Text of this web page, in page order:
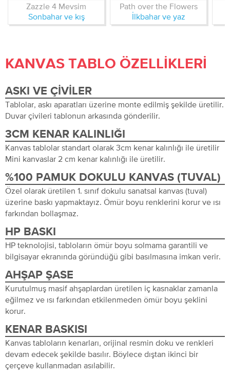
Zazzle 4 Mevsim
Sonbahar ve kış
Path over the Flowers
İlkbahar ve yaz
KANVAS TABLO ÖZELLIKLERI
ASKI VE ÇIVILER
Tablolar, askı aparatları üzerine monte edilmiş şekilde üretilir.
Duvar çivileri tablonun arkasında gönderilir.
3CM KENAR KALINLIĞI
Kanvas tablolar standart olarak 3cm kenar kalınlığı ile üretilir
Mini kanvaslar 2 cm kenar kalınlığı ile üretilir.
%100 PAMUK DOKULU KANVAS (TUVAL)
Özel olarak üretilen 1. sınıf dokulu sanatsal kanvas (tuval)
üzerine baskı yapmaktayız. Ömür boyu renklerini korur ve ısı
farkından bollaşmaz.
HP BASKI
HP teknolojisi, tabloların ömür boyu solmama garantili ve
bilgisayar ekranında göründüğü gibi basılmasına imkan verir.
AHŞAP ŞASE
Kurutulmuş masif ahşaplardan üretilen iç kasnaklar zamanla
eğilmez ve ısı farkından etkilenmeden ömür boyu şeklini
korur.
KENAR BASKISI
Kanvas tabloların kenarları, orijinal resmin doku ve renkleri
devam edecek şekilde basılır. Böylece dıştan ikinci bir
çerçeve kullanmadan asılabilir.